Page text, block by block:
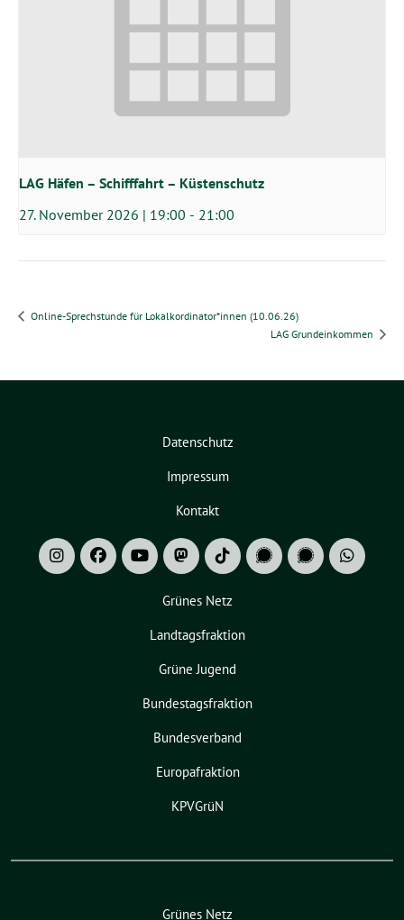
LAG Häfen – Schifffahrt – Küstenschutz
27. November 2026 | 19:00 - 21:00
Online-Sprechstunde für Lokalkordinator*innen (10.06.26)
LAG Grundeinkommen
Datenschutz
Impressum
Kontakt
Grünes Netz
Landtagsfraktion
Grüne Jugend
Bundestagsfraktion
Bundesverband
Europafraktion
KPVGrüN
Grünes Netz